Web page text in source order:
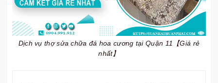
Dịch vụ thợ sửa chữa đá hoa cương tại Quận 11【Giá rẻ
nhất】